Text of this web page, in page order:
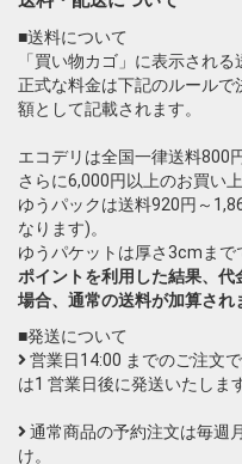
■送料について
「買い物カゴ」に表示される
正式な料金は下記のルール
額として記載されます。
エコデリは全国一律送料800
さらに6,000円以上のお買い
ゆうパックは送料920円～
なります)。
ゆうパケットは厚さ3cmまで
ポイントを利用した結果、
場合、通常の送料が加算され
■発送について
営業日14:00 までのご注文
は1 営業日後に発送いたしま
通常商品の予約注文は毎週
け。